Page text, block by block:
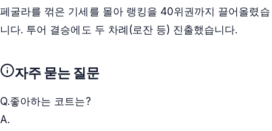
페굴라를 꺾은 기세를 몰아 랭킹을 40위권까지 끌어올렸습
니다. 투어 결승에도 두 차례(로잔 등) 진출했습니다.
자주 묻는 질문
Q.좋아하는 코트는?
A.